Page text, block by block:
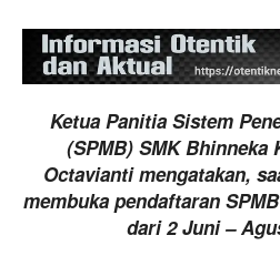
Ketua Panitia Sistem
(SPMB) SMK Bhinneka
Octavianti mengatakan,
membuka pendaftaran
dari 2 Juni –